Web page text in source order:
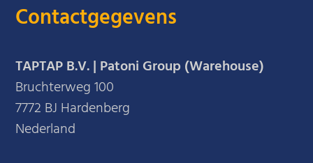
Contactgegevens
TAPTAP B.V. | Patoni Group (Warehouse)
Bruchterweg 100
7772 BJ Hardenberg
Nederland